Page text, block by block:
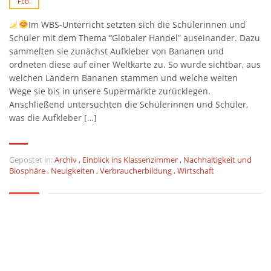
Im WBS-Unterricht setzten sich die Schülerinnen und
Schüler mit dem Thema “Globaler Handel” auseinander. Dazu
sammelten sie zunächst Aufkleber von Bananen und
ordneten diese auf einer Weltkarte zu. So wurde sichtbar, aus
welchen Ländern Bananen stammen und welche weiten
Wege sie bis in unsere Supermärkte zurücklegen.
Anschließend untersuchten die Schülerinnen und Schüler,
was die Aufkleber […]
Gepostet in:Archiv, Einblick ins Klassenzimmer, Nachhaltigkeit und
Biosphäre, Neuigkeiten ,Verbraucherbildung,Wirtschaft